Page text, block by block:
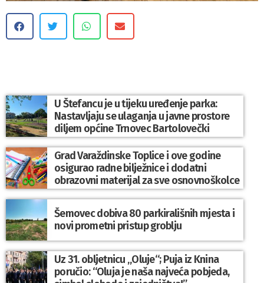
U Štefancu je u tijeku uređenje parka:
Nastavljaju se ulaganja u javne prostore
diljem općine Trnovec Bartolovečki
Grad Varaždinske Toplice i ove godine
osigurao radne bilježnice i dodatni
obrazovni materijal za sve osnovnoškolce
Šemovec dobiva 80 parkirališnih mjesta i
novi prometni pristup groblju
Uz 31. obljetnicu „Oluje“; Puja iz Knina
poručio: “Oluja je naša najveća pobjeda,